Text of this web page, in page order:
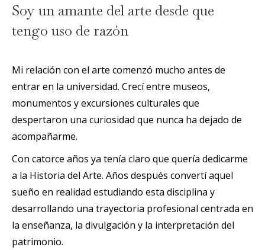
Soy un amante del arte desde que
tengo uso de razón
Mi relación con el arte comenzó mucho antes de
entrar en la universidad. Crecí entre museos,
monumentos y excursiones culturales que
despertaron una curiosidad que nunca ha dejado de
acompañarme.
Con catorce años ya tenía claro que quería dedicarme
a la Historia del Arte. Años después convertí aquel
sueño en realidad estudiando esta disciplina y
desarrollando una trayectoria profesional centrada en
la enseñanza, la divulgación y la interpretación del
patrimonio.